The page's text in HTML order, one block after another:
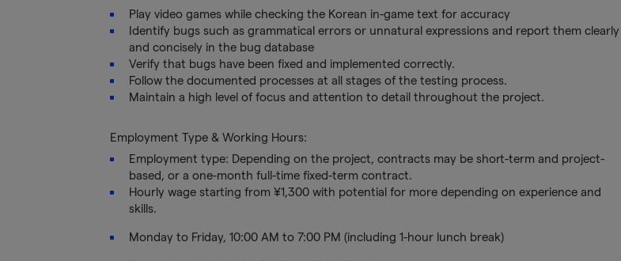
Play video games while checking the Korean in-game text for accuracy
Identify bugs such as grammatical errors or unnatural expressions and report them clearly
and concisely in the bug database
Verify that bugs have been fixed and implemented correctly.
Follow the documented processes at all stages of the testing process.
Maintain a high level of focus and attention to detail throughout the project.
Employment Type & Working Hours:
Employment type: Depending on the project, contracts may be short-term and project-
based, or a one-month full-time fixed-term contract.
Hourly wage starting from ¥1,300 with potential for more depending on experience and
skills.
Monday to Friday, 10:00 AM to 7:00 PM (including 1-hour lunch break)